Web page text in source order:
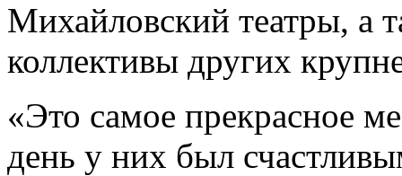
Михайловский театры, а
коллективы других
«Это самое прекрасное
день у них был